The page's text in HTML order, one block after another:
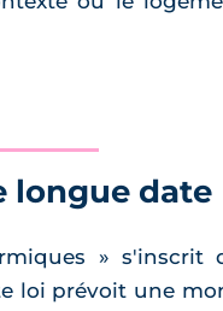
longue date
»
loi prévoit une